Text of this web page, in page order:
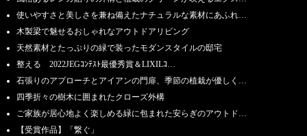
使いやすさと美しさを兼ね備えたナチュラルな素材にあふれ…
木製梁で魅せるおしゃれなアウトドアリビング
天然素材とたっぷりの緑で装ったモダンスタイルの邸宅
整える 2022JEGｺﾝﾃｽﾄ最優秀賞＆LIXILｺ…
石張りのアプローチとアイアンの門扉、季節の植栽が優しく…
四季折々の樹木に囲まれたクローズ外構
ご家族が居心地よく楽しめる緑に包まれた安らぎのアウトド…
【受賞作品】「繋ぐ」